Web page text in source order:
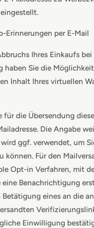
Erinnerungen per E-Mail
Ihres Einkaufs
haben Sie die
Inhalt Ihres virtuellen
für die Übersendung
Die Angabe
ggf. verwendet, um
können. Für den
Opt-in Verfahren, mit
eine Benachrichtigung
Betätigung eines an die
Einwilligung